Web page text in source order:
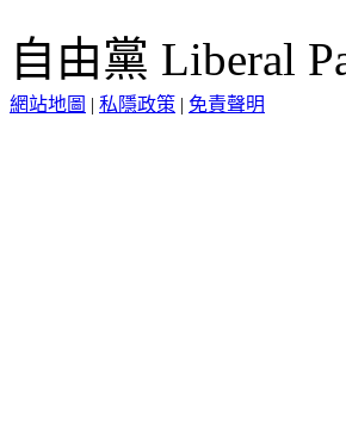
自由黨 Liberal
網站地圖 | 私隱政策 | 免責聲明